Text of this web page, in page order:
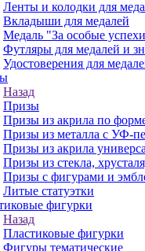
Ленты и колодки для
Вкладыши для медалей
Медаль "За особые
Футляры для медалей и
Удостоверения для
Назад
Призы
Призы из акрила по
Призы из металла с УФ-
Призы из акрила
Призы из стекла,
Призы с фигурами и
Литые статуэтки
фигурки
Назад
Пластиковые фигурки
Фигуры тематические